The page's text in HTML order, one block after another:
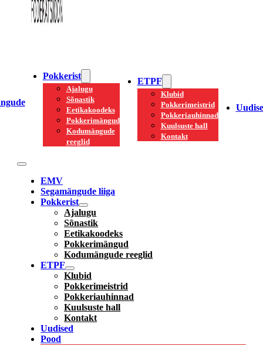
Pokkerist
Ajalugu
Sõnastik
Eetikakoodeks
Pokkerimängud
Kodumängude
reeglid
ETPF
Klubid
Pokkerimeistrid
Pokkeriauhinnad
Kuulsuste hall
Kontakt
EMV
Segamängude liiga
Pokkerist
Ajalugu
Sõnastik
Eetikakoodeks
Pokkerimängud
Kodumängude reeglid
ETPF
Klubid
Pokkerimeistrid
Pokkeriauhinnad
Kuulsuste hall
Kontakt
Uudised
Pood